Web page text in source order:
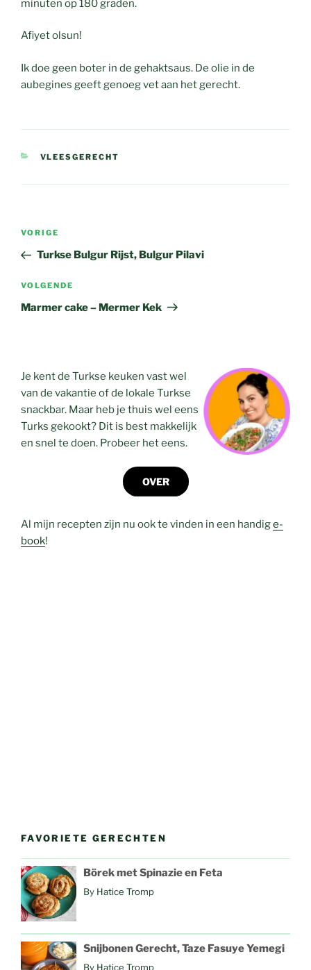
minuten op 180 graden.
Afiyet olsun!
Ik doe geen boter in de gehaktsaus. De olie in de
aubegines geeft genoeg vet aan het gerecht.
CATEGORIEËN
VLEESGERECHT
Bericht
Vorig
bericht
VORIGE
Turkse Bulgur Rijst, Bulgur Pilavi
Volgend
bericht
VOLGENDE
Marmer cake – Mermer Kek
Je kent de Turkse keuken vast wel
van de vakantie of de lokale Turkse
snackbar. Maar heb je thuis wel eens
Turks gekookt? Dit is best makkelijk
en snel te doen. Probeer het eens.
OVER
Al mijn recepten zijn nu ook te vinden in een handige-
book!
FAVORIETE GERECHTEN
Börek met Spinazie en Feta
By Hatice Tromp
Snijbonen Gerecht, Taze Fasuye Yemegi
By Hatice Tromp